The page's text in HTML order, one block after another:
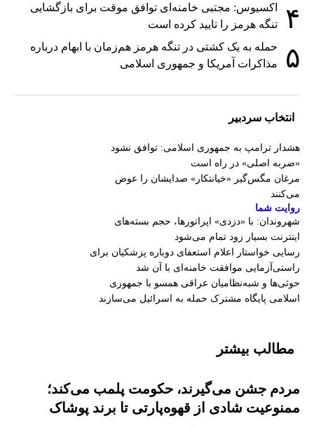
۴
اکسیوس: مجتبی خامنه‌ای توافق موقت برای بازگشایی
تنگه هرمز را تایید کرده است
۵
حمله به یک کشتی در تنگه هرمز هم‌زمان با ابهام درباره
مذاکرات آمریکا و جمهوری اسلامی
انتخاب سردبیر
هشدار ترامپ به جمهوری اسلامی: توافق نشود
«ضربه اصلی» در راه است
مرغان مگس‌گیر «خیانتکار» صدایشان را عوض
می‌کنند
روایت شما
شهروندان:‌ با «دزدی» اپراتورها، حجم بسته‌های
اینترنت بسیار زود تمام می‌شود
رسایی خواستار اعلام استعفای دوباره پزشکیان برای
راستی‌آزمایی موافقت خامنه‌ای با آن شد
حوثی‌ها و شبه‌نظامیان عراقی همسو با جمهوری
اسلامی پایگاه مشترک حمله به اسرائیل می‌سازند
مطالب بیشتر
مردم جشن می‌گیرند، حکومت پلمب می‌کند؛
ممنوعیت شادی از قهوه‌پارتی تا برند پوشاک